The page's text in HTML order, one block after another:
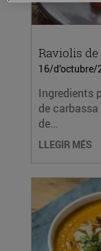
Raviolis
16/d’octubre/
Ingredients
de
de...
LLEGIR MÉS